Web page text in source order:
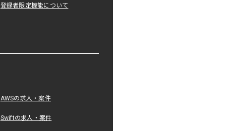
登録者限定機能について
AWSの求人・案件
Swiftの求人・案件